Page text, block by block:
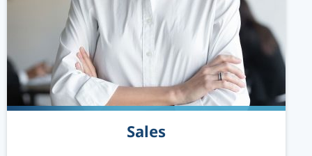
READ MORE
Sales